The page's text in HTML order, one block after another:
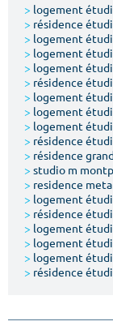
> logement
> résidence
> logement
> logement
> logement
> résidence
> logement
> logement
> logement
> résidence
> résidence
> studio m
> residence
> logement
> résidence
> logement
> logement
> logement
> résidence